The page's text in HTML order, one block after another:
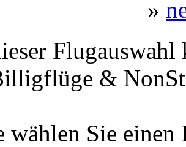
»
&
wählen Sie